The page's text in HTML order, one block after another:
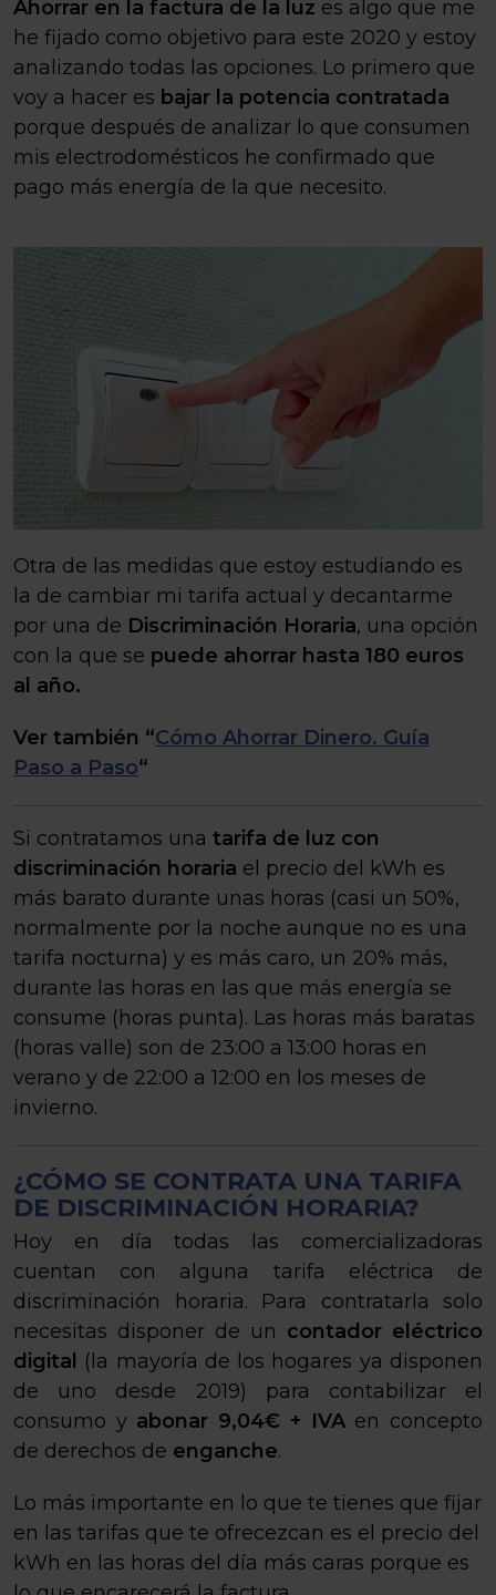
Ahorrar en la factura de la luz es algo que me
he fijado como objetivo para este 2020 y estoy
analizando todas las opciones. Lo primero que
voy a hacer es bajar la potencia contratada
porque después de analizar lo que consumen
mis electrodomésticos he confirmado que
pago más energía de la que necesito.
Otra de las medidas que estoy estudiando es
la de cambiar mi tarifa actual y decantarme
por una de Discriminación Horaria, una opción
con la que se puede ahorrar hasta 180 euros
al año.
Ver también “Cómo Ahorrar Dinero. Guía
Paso a Paso“
Si contratamos una tarifa de luz con
discriminación horaria el precio del kWh es
más barato durante unas horas (casi un 50%,
normalmente por la noche aunque no es una
tarifa nocturna) y es más caro, un 20% más,
durante las horas en las que más energía se
consume (horas punta). Las horas más baratas
(horas valle) son de 23:00 a 13:00 horas en
verano y de 22:00 a 12:00 en los meses de
invierno.
¿CÓMO SE CONTRATA UNA TARIFA
DE DISCRIMINACIÓN HORARIA?
Hoy en día todas las comercializadoras
cuentan con alguna tarifa eléctrica de
discriminación horaria. Para contratarla solo
necesitas disponer de un contador eléctrico
digital
(la mayoría de los hogares ya disponen
de uno desde 2019) para contabilizar el
consumo y abonar 9,04€ + IVAen concepto
de derechos de enganche.
Lo más importante en lo que te tienes que fijar
en las tarifas que te ofrecezcan es el precio del
kWh en las horas del día más caras porque es